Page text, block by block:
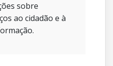
sobre
ao cidadão e à